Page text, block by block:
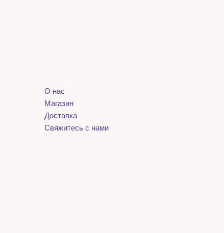
О нас
Магазин
Доставка
Свяжитесь с нами